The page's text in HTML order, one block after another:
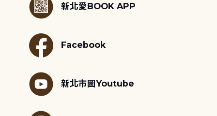
新北愛BOOK APP
Facebook
新北市圖Youtube